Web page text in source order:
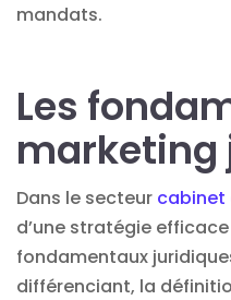
mandats.
Les
marketing
Dans le secteur cabinet
d’une stratégie
fondamentaux
différenciant, la